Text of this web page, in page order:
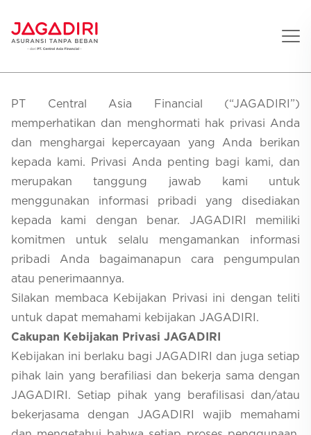
Asuransi Pribadi
Sehat
Jiwa
Gigi
Oto
Lifestyle
Asuransi Ramean
Jaga Konser
Jaga Liburan
Jaga Aman Instan
Jaga Gamers
Asuransi Korporat
Asuransi Kecelakaan
Asuransi Kesehatan
Promo
Hitung Premi
Selfcare
PT Central Asia Financial (“JAGADIRI”)
memperhatikan dan menghormati hak privasi Anda
dan menghargai kepercayaan yang Anda berikan
kepada kami. Privasi Anda penting bagi kami, dan
merupakan tanggung jawab kami untuk
menggunakan informasi pribadi yang disediakan
kepada kami dengan benar. JAGADIRI memiliki
komitmen untuk selalu mengamankan informasi
pribadi Anda bagaimanapun cara pengumpulan
atau penerimaannya.
Silakan membaca Kebijakan Privasi ini dengan teliti
untuk dapat memahami kebijakan JAGADIRI.
Cakupan Kebijakan Privasi JAGADIRI
Kebijakan ini berlaku bagi JAGADIRI dan juga setiap
pihak lain yang berafiliasi dan bekerja sama dengan
JAGADIRI. Setiap pihak yang berafilisasi dan/atau
bekerjasama dengan JAGADIRI wajib memahami